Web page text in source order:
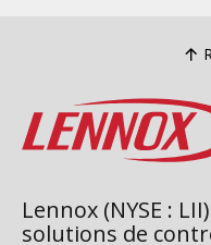
Lennox (NYSE :
solutions de